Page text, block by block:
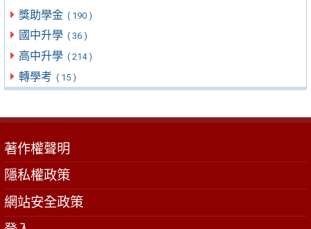
獎助學金 ( 190 )
國中升學 ( 36 )
高中升學 ( 214 )
轉學考 ( 15 )
著作權聲明
隱私權政策
網站安全政策